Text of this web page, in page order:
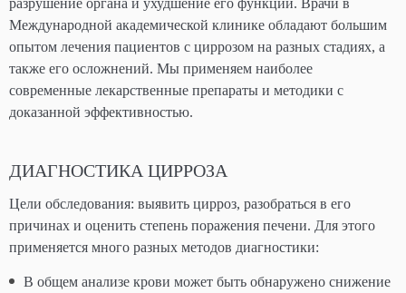
разрушение органа и ухудшение его функции. Врачи в
Международной академической клинике обладают большим
опытом лечения пациентов с циррозом на разных стадиях, а
также его осложнений. Мы применяем наиболее
современные лекарственные препараты и методики с
доказанной эффективностью.
ДИАГНОСТИКА ЦИРРОЗА
Цели обследования: выявить цирроз, разобраться в его
причинах и оценить степень поражения печени. Для этого
применяется много разных методов диагностики:
В общем анализе крови может быть обнаружено снижение